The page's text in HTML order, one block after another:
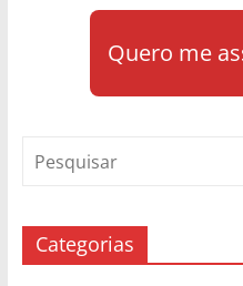
Quero me
Categorias